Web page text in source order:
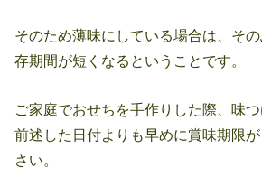
そのため薄味にしている場合は、そ
存期間が短くなるということです。
ご家庭でおせちを手作りした際、味
前述した日付よりも早めに賞味期限
さい。